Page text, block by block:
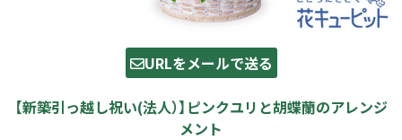
URLをメールで送る
【新築引っ越し祝い(法人）】ピンクユリと胡蝶蘭のアレンジ
メント